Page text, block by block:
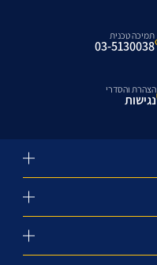
תמיכה טכנית
03-5130038
הצהרת והסדרי
נגישות